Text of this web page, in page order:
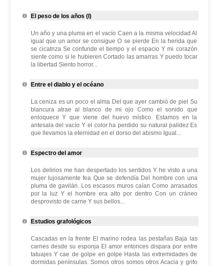
El peso de los años (I)
Un año y una pluma en el vacío Caen a la misma velocidad Al
igual que un amor se consigue O se pierde En la herida que
se cicatriza Se confunde el tiempo y el espacio Y mi corazón
siente como si le hubieren Cortado las amarras Y puedo tocar
la libertad Siento horror...
Entre el diablo y el océano
La ceniza es un poco el alma Del que ayer cambió de piel Su
blancura atrae al blanco de mi ojo Como el sonido que
enloquece Y que viene del huevo místico. Estamos en la
antesala del vacío Y el color ha perdido su natural palidez Es
que llevamos la eternidad en el dorso del abismo Igual...
Espectro del amor
Los delirios me han despertado los sentidos Y he visto a una
mujer lujosamente fea Que se defendía Del hombre con una
pluma de gavilán. Los escasos muros caían Como arrasados
por la luz Y el hombre era alto por dentro Con un cráneo
desprovisto de carne Y sus bellos...
Estudios grafológicos
Cascadas en la frente El marino rodea las pestañas Baja las
carnes desde su esponja El amor entonces dispara por entre
tatuajes Y cae de golpe en golpe Hasta las extremidades de
dormidas penínsulas. Somos otros somos otros Acacia y grifo